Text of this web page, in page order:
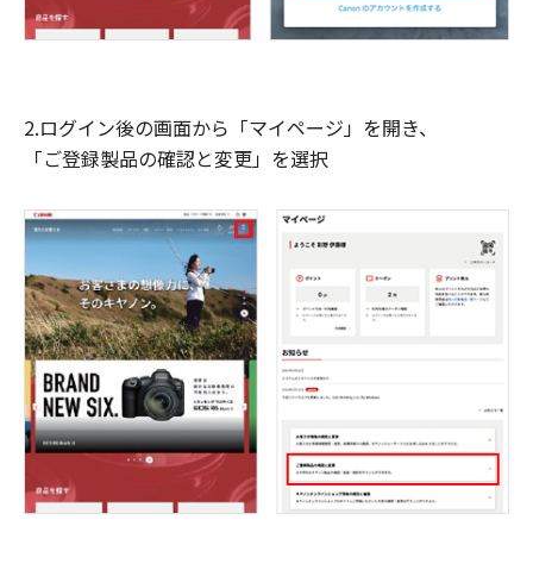
2.ログイン後の画面から「マイページ」を開き、
「ご登録製品の確認と変更」を選択